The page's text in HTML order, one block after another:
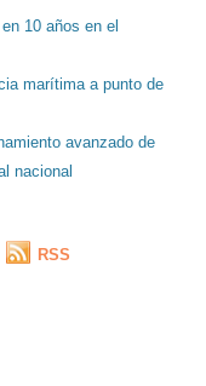
10 años en el
marítima a punto de
avanzado de
nacional
RSS